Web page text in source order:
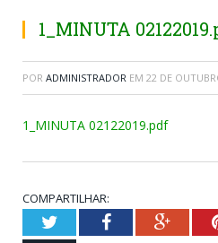
1_MINUTA
POR ADMINISTRADOR EM 22 DE
1_MINUTA 02122019.pdf
COMPARTILHAR:
TwitterFacebook